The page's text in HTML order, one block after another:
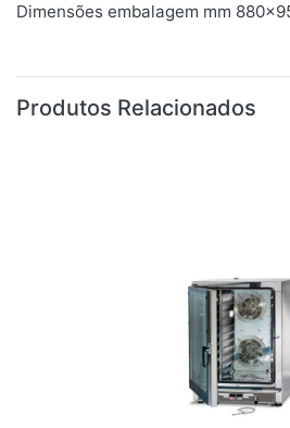
Dimensões embalagem mm
Produtos Relacionados